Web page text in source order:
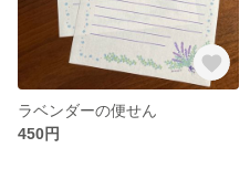
ラベンダーの便せん
450円